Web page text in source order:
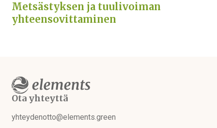
Metsästyksen ja tuulivoiman
yhteensovittaminen
Ota yhteyttä
yhteydenotto@elements.green